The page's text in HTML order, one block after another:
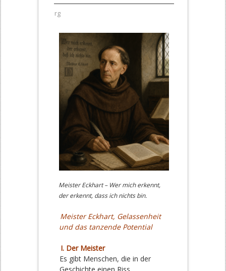
rg
Meister Eckhart – Wer mich erkennt,
der erkennt, dass ich nichts bin.
Meister Eckhart, Gelassenheit
und das tanzende Potential
I. Der Meister
Es gibt Menschen, die in der